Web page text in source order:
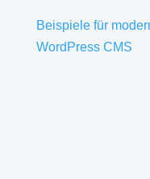
Beispiele für
WordPress CMS